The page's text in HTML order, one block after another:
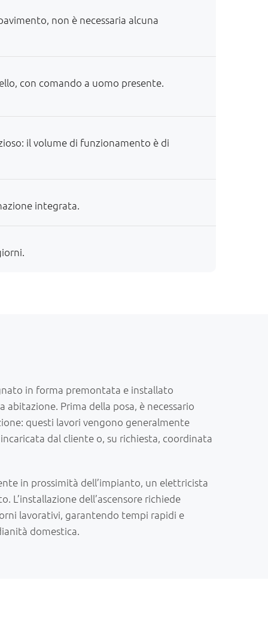
non è necessaria alcuna
con comando a uomo presente.
il volume di funzionamento è di
integrata.
in forma premontata e installato
Prima della posa, è necessario
questi lavori vengono generalmente
dal cliente o, su richiesta, coordinata
in prossimità dell’impianto, un elettricista
L’installazione dell’ascensore richiede
lavorativi, garantendo tempi rapidi e
domestica.